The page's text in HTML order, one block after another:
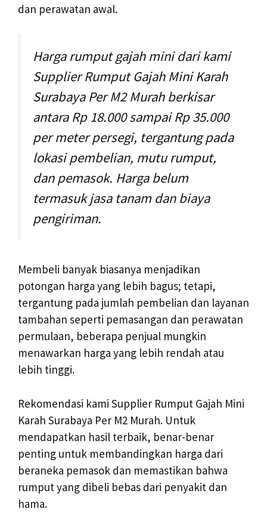
dan perawatan awal.
Harga rumput gajah mini dari kami
Supplier Rumput Gajah Mini Karah
Surabaya Per M2 Murah berkisar
antara Rp 18.000 sampai Rp 35.000
per meter persegi, tergantung pada
lokasi pembelian, mutu rumput,
dan pemasok. Harga belum
termasuk jasa tanam dan biaya
pengiriman.
Membeli banyak biasanya menjadikan
potongan harga yang lebih bagus; tetapi,
tergantung pada jumlah pembelian dan layanan
tambahan seperti pemasangan dan perawatan
permulaan, beberapa penjual mungkin
menawarkan harga yang lebih rendah atau
lebih tinggi.
Rekomendasi kami Supplier Rumput Gajah Mini
Karah Surabaya Per M2 Murah. Untuk
mendapatkan hasil terbaik, benar-benar
penting untuk membandingkan harga dari
beraneka pemasok dan memastikan bahwa
rumput yang dibeli bebas dari penyakit dan
hama.